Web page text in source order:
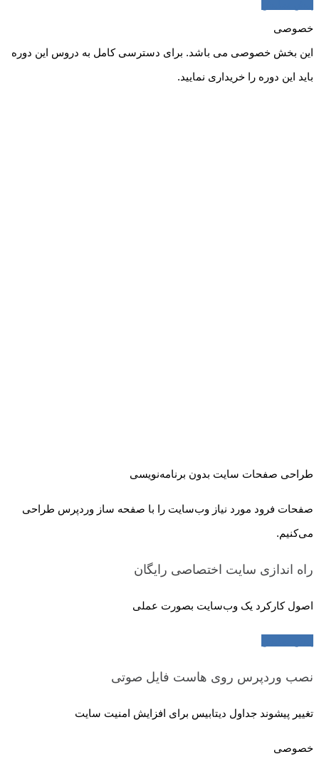
خصوصی
این بخش خصوصی می باشد. برای دسترسی کامل به دروس این دوره
باید این دوره را خریداری نمایید.
طراحی صفحات سایت بدون برنامه‌نویسی
صفحات فرود مورد نیاز وب‌سایت را با صفحه ساز وردپرس طراحی
می‌کنیم.
راه اندازی سایت اختصاصی رایگان
اصول کارکرد یک وب‌سایت بصورت عملی
نصب وردپرس روی هاست فایل صوتی
تغییر پیشوند جداول دیتابیس برای افزایش امنیت سایت
خصوصی